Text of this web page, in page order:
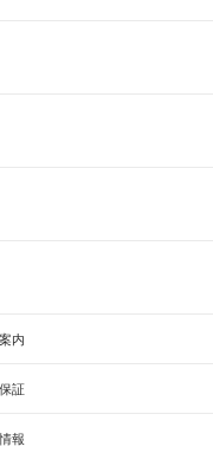
内
証
報